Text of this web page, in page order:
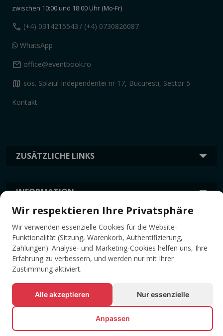
ZUSÄTZLICHE LINKS
INFORMATION
zwischen 10:00 und 18:00 Uhr (Mo-Fr)
call (+4) 0314215543 / (+4) 0730826087
WhatsApp
mail office@eventbook.ro
map sos. Splaiul Independentei nr 17, Bucuresti, Sector 5
Kontakt
TAGS
© Alle Rechte vorbehalten EVENTBOOK SRL.
Wir respektieren Ihre Privatsphäre
Wir verwenden essenzielle Cookies für die Website-
Funktionalität (Sitzung, Warenkorb, Authentifizierung,
Zahlungen). Analyse- und Marketing-Cookies helfen uns, Ihre
Erfahrung zu verbessern, und werden nur mit Ihrer
Zustimmung aktiviert.
Alle akzeptieren Nur essenzielle
Anpassen